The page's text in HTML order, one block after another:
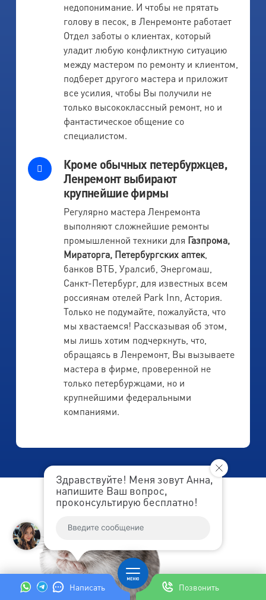
Написать Позвонить
Здравствуйте! Меня зовут Анна,
напишите Ваш вопрос,
проконсультирую бесплатно!
недопонимание. И чтобы не прятать
голову в песок, в Ленремонте работает
Отдел заботы о клиентах, который
уладит любую конфликтную ситуацию
между мастером по ремонту и клиентом,
подберет другого мастера и приложит
все усилия, чтобы Вы получили не
только высококлассный ремонт, но и
фантастическое общение со
специалистом.
Кроме обычных петербуржцев,
Ленремонт выбирают
крупнейшие фирмы
Регулярно мастера Ленремонта
выполняют сложнейшие ремонты
промышленной техники для Газпрома,
Мираторга, Петербургских аптек,
банков ВТБ, Уралсиб, Энергомаш,
Санкт-Петербург, для известных всем
россиянам отелей Park Inn, Астория.
Только не подумайте, пожалуйста, что
мы хвастаемся! Рассказывая об этом,
мы лишь хотим подчеркнуть, что,
обращаясь в Ленремонт, Вы вызываете
мастера в фирме, проверенной не
только петербуржцами, но и
крупнейшими федеральными
компаниями.